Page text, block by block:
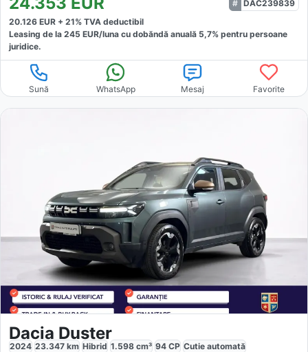
DAC239839
20.126 EUR + 21% TVA deductibil
Leasing de la 245 EUR/luna cu dobăndă anuală 5,7% pentru persoane
juridice.
Sună WhatsApp Mesaj Favorite
Dacia Duster
2024 23.347 km Hibrid 1.598 cm³ 94 CP Cutie automată